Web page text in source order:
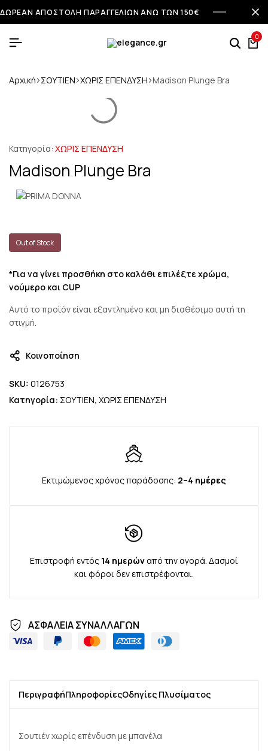
ΔΩΡΕΑΝ ΑΠΟΣΤΟΛΗ ΠΑΡΑΓΓΕΛΙΩΝ ΑΝΩ ΤΩΝ 150€
0
Αρχική ΣΟΥΤΙΕΝ ΧΩΡΙΣ ΕΠΕΝΔΥΣΗ Madison Plunge Bra
Κατηγορία: ΧΩΡΙΣ ΕΠΕΝΔΥΣΗ
Madison Plunge Bra
Out of Stock
*Για να γίνει προσθήκη στο καλάθι επιλέξτε χρώμα,
νούμερο και CUP
Αυτό το προϊόν είναι εξαντλημένο και μη διαθέσιμο αυτή τη
στιγμή.
Κοινοποίηση
SKU: 0126753
Κατηγορία: ΣΟΥΤΙΕΝ, ΧΩΡΙΣ ΕΠΕΝΔΥΣΗ
Εκτιμώμενος χρόνος παράδοσης: 2–4 ημέρες
Επιστροφή εντός 14 ημερώναπό την αγορά. Δασμοί
και φόροι δεν επιστρέφονται.
ΑΣΦΑΛΕΙΑ ΣΥΝΑΛΛΑΓΩΝ
ΠεριγραφήΠληροφορίεςΟδηγίες Πλυσίματος
Σουτιέν χωρίς επένδυση με μπανέλα